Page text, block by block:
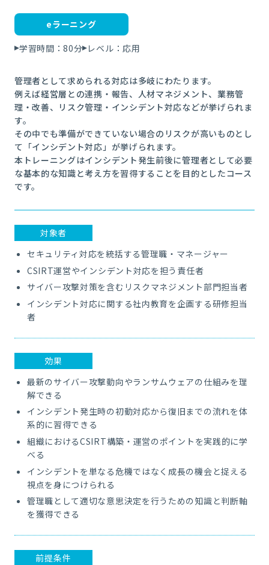
eラーニング
学習時間：80分 レベル：応用
管理者として求められる対応は多岐にわたります。
例えば経営層との連携・報告、人材マネジメント、業務管
理・改善、リスク管理・インシデント対応などが挙げられま
す。
その中でも準備ができていない場合のリスクが高いものとし
て「インシデント対応」が挙げられます。
本トレーニングはインシデント発生前後に管理者として必要
な基本的な知識と考え方を習得することを目的としたコース
です。
対象者
セキュリティ対応を統括する管理職・マネージャー
CSIRT運営やインシデント対応を担う責任者
サイバー攻撃対策を含むリスクマネジメント部門担当者
インシデント対応に関する社内教育を企画する研修担当
者
効果
最新のサイバー攻撃動向やランサムウェアの仕組みを理
解できる
インシデント発生時の初動対応から復旧までの流れを体
系的に習得できる
組織におけるCSIRT構築・運営のポイントを実践的に学
べる
インシデントを単なる危機ではなく成長の機会と捉える
視点を身につけられる
管理職として適切な意思決定を行うための知識と判断軸
を獲得できる
前提条件